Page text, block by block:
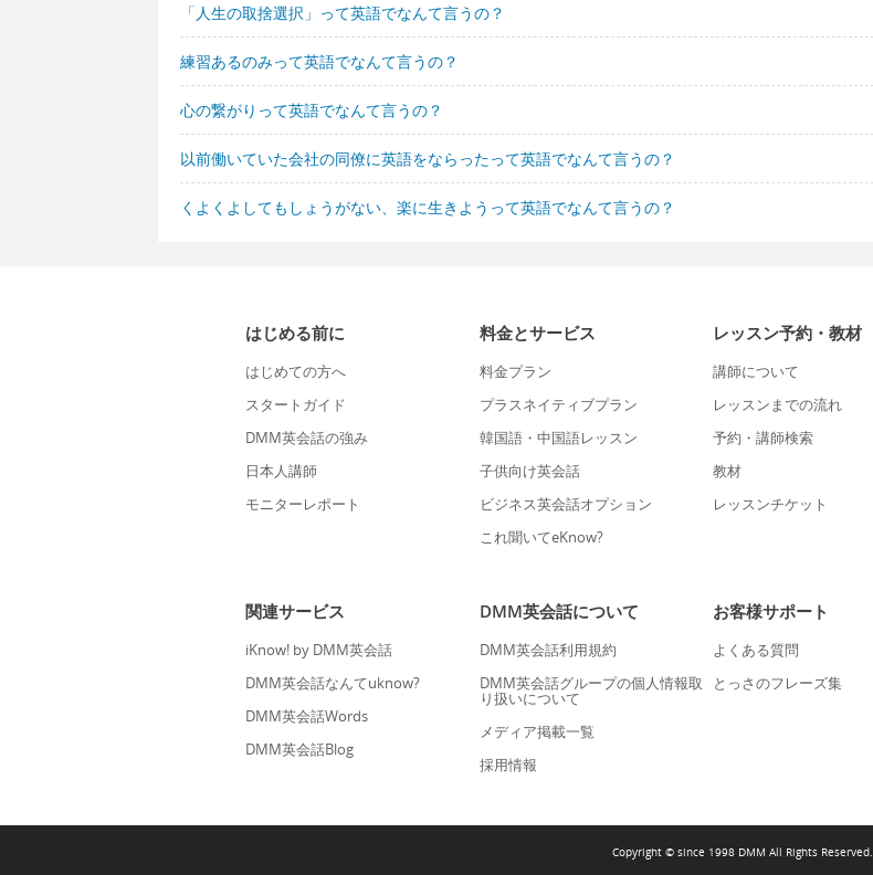
「人生の取捨選択」って英語でなんて言うの？
練習あるのみって英語でなんて言うの？
心の繋がりって英語でなんて言うの？
以前働いていた会社の同僚に英語をならったって英語でなんて言うの？
くよくよしてもしょうがない、楽に生きようって英語でなんて言うの？
はじめる前に
はじめての方へ
スタートガイド
DMM英会話の強み
日本人講師
モニターレポート
料金とサービス
料金プラン
プラスネイティブプラン
韓国語・中国語レッスン
子供向け英会話
ビジネス英会話オプション
これ聞いてeKnow?
レッスン予約・教材
講師について
レッスンまでの流れ
予約・講師検索
教材
レッスンチケット
関連サービス
iKnow! by DMM英会話
DMM英会話なんてuknow?
DMM英会話Words
DMM英会話Blog
DMM英会話について
DMM英会話利用規約
DMM英会話グループの個人情報取
り扱いについて
メディア掲載一覧
採用情報
お客様サポート
よくある質問
とっさのフレーズ集
Copyright © since 1998 DMM All Rights Reserved.